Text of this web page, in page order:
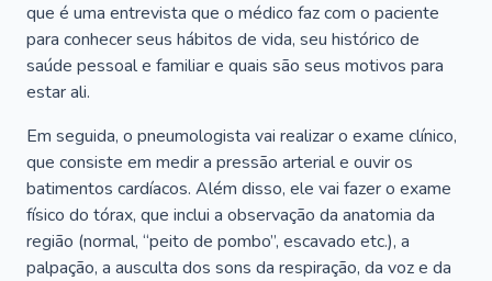
que é uma entrevista que o médico faz com o paciente
para conhecer seus hábitos de vida, seu histórico de
saúde pessoal e familiar e quais são seus motivos para
estar ali.
Em seguida, o pneumologista vai realizar o exame clínico,
que consiste em medir a pressão arterial e ouvir os
batimentos cardíacos. Além disso, ele vai fazer o exame
físico do tórax, que inclui a observação da anatomia da
região (normal, “peito de pombo”, escavado etc.), a
palpação, a ausculta dos sons da respiração, da voz e da